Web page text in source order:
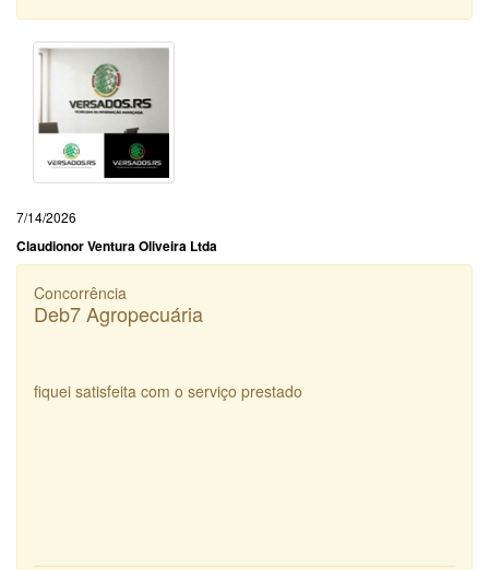
7/14/2026
Claudionor Ventura Oliveira Ltda
Concorrência
Deb7 Agropecuária
fiquei satisfeita com o serviço prestado